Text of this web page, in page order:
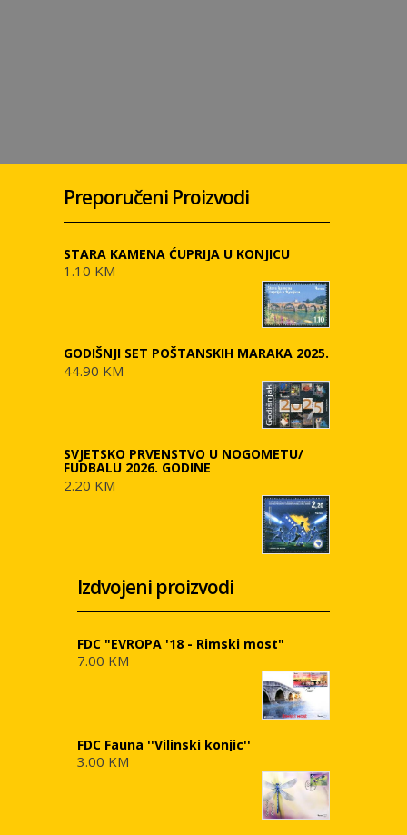
Preporučeni Proizvodi
STARA KAMENA ĆUPRIJA U KONJICU
1.10 KM
GODIŠNJI SET POŠTANSKIH MARAKA 2025.
44.90 KM
SVJETSKO PRVENSTVO U NOGOMETU/
FUDBALU 2026. GODINE
2.20 KM
Izdvojeni proizvodi
FDC "EVROPA '18 - Rimski most"
7.00 KM
FDC Fauna ''Vilinski konjic''
3.00 KM